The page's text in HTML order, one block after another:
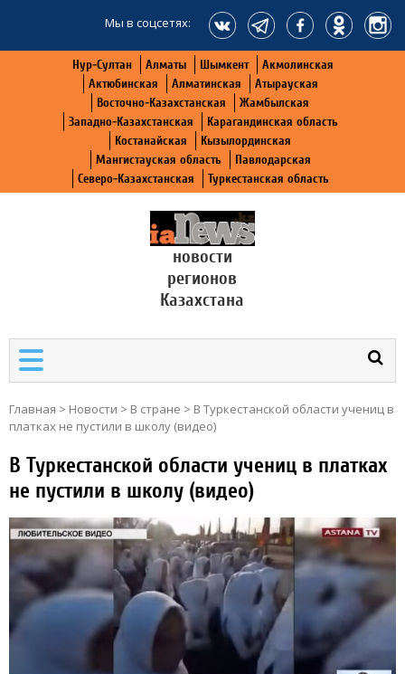
Мы в соцсетях:
Нур-Султан Алматы Шымкент
Акмолинская
Актюбинская
Алматинская
Атырауская
Восточно-Казахстанская
Жамбылская
Западно-Казахстанская
Карагандинская область
Костанайская
Кызылординская
Мангистауская область
Павлодарская
Северо-Казахстанская
Туркестанская область
новости
регионов
Казахстана
Главная > Новости > В стране > В Туркестанской области учениц в
платках не пустили в школу (видео)
В Туркестанской области учениц в платках
не пустили в школу (видео)